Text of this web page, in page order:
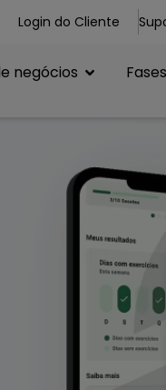
Login do Cliente
negócios